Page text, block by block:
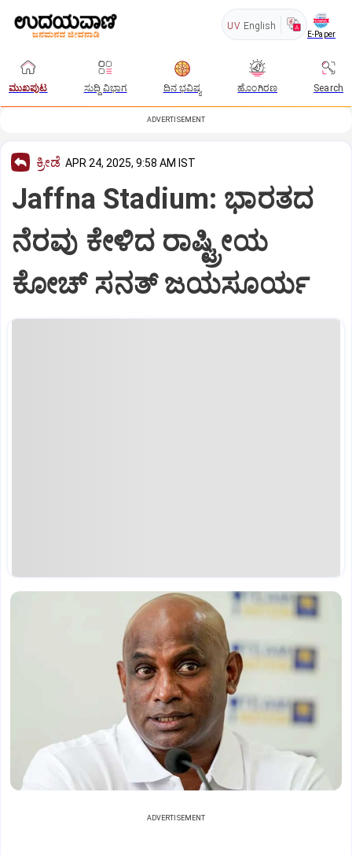
UV English
E-Paper
ಮುಖಪುಟ ಸುದ್ದಿ ವಿಭಾಗ ದಿನ ಭವಿಷ್ಯ ಹೊಂಗಿರಣ Search
ADVERTISEMENT
ಕ್ರೀಡೆ APR 24, 2025, 9:58 AM IST
Jaffna Stadium: ಭಾರತದ
ನೆರವು ಕೇಳಿದ ರಾಷ್ಟ್ರೀಯ
ಕೋಚ್‌ ಸನತ್‌ ಜಯಸೂರ್ಯ
ADVERTISEMENT